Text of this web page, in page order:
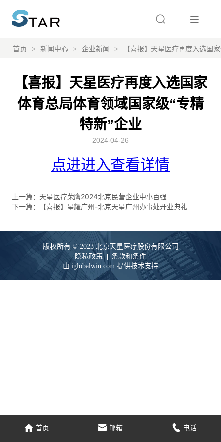
首页 > 新闻中心 > 企业新闻 > 【喜报】天星医疗再度入选国
【喜报】天星医疗再度入选国家
体育总局体育领域国家级“专精
特新”企业
2024-04-26
上一篇： 天星医疗荣膺2024北京民营企业中小百强
下一篇：
【喜报】星耀广州-北京天星广州办事处开业典礼
家 电子邮件 电话
版权所有 © 2023 北京天星医疗股份有限公司
隐私政策
条款和条件
由 iglobalwin.com 提供技术支持
首页 邮箱 电话